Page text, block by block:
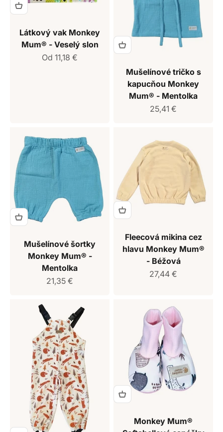
Látkový vak Monkey
Mum® - Veselý slon
Predajná cena
Od 11,18 €
Mušelínové tričko s
kapucňou Monkey
Mum® - Mentolka
Predajná cena
25,41 €
Mušelínové šortky
Monkey Mum® -
Mentolka
Predajná cena
21,35 €
Fleecová mikina cez
hlavu Monkey Mum®
- Béžová
Predajná cena
27,44 €
Monkey Mum®